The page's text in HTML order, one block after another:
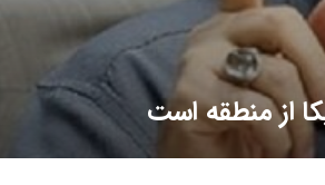
از منطقه است